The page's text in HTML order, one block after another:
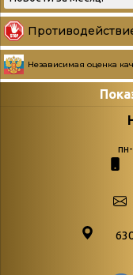
Независимая оценка
podvedenie-itogov-
paskhalnaya-palitra